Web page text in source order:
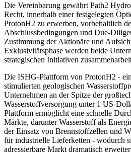
Die Vereinbarung gewährt Path2
Recht, innerhalb einer festgelegten
ProtonH2 zu erwerben, vorbehaltlich
Abschlussbedingungen und Due-
Zustimmung der Aktionäre und
Exklusivitätsphase werden beide
strategischen Initiativen
Die ISHG-Plattform von ProtonH2 -
stimulierten geologischen
Unternehmen an der Spitze der
Wasserstoffversorgung unter 1 US-
Plattform ermöglicht eine schnelle
Märkte, darunter Wasserstoff als
der Einsatz von Brennstoffzellen und
für industrielle Lieferketten - wodurch
adressierbare Markt dramatisch